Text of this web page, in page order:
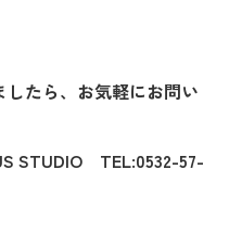
たら、お気軽にお問い
STUDIO TEL:0532-57-